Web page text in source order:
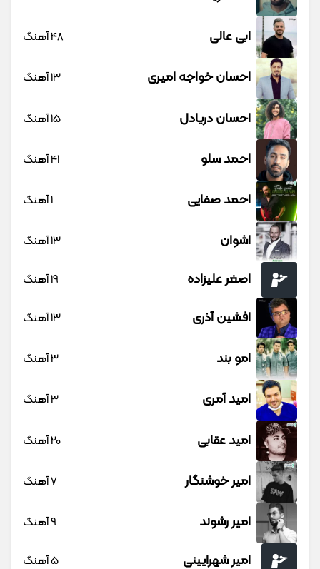
ابی عالی 48 آهنگ
احسان خواجه امیری 13 آهنگ
احسان دریادل 15 آهنگ
احمد سلو 41 آهنگ
احمد صفایی 1 آهنگ
اشوان 13 آهنگ
اصغر علیزاده 19 آهنگ
افشین آذری 13 آهنگ
امو بند 3 آهنگ
امید آمری 3 آهنگ
امید عقابی 20 آهنگ
امیر خوشنگار 7 آهنگ
امیر رشوند 9 آهنگ
امیر شهرایینی 5 آهنگ